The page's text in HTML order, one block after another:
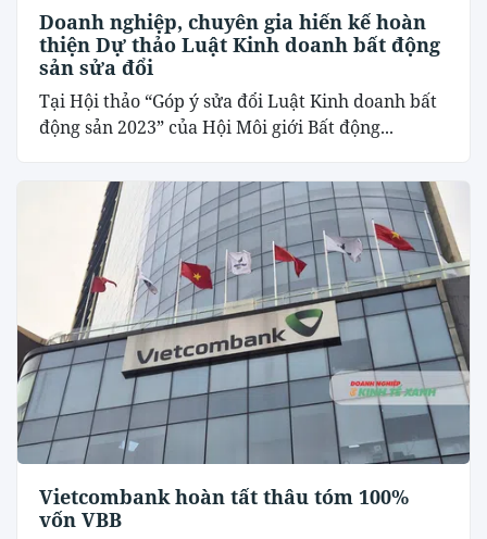
Doanh nghiệp, chuyên gia hiến kế hoàn
thiện Dự thảo Luật Kinh doanh bất động
sản sửa đổi
Tại Hội thảo “Góp ý sửa đổi Luật Kinh doanh bất
động sản 2023” của Hội Môi giới Bất động...
Vietcombank hoàn tất thâu tóm 100%
vốn VBB